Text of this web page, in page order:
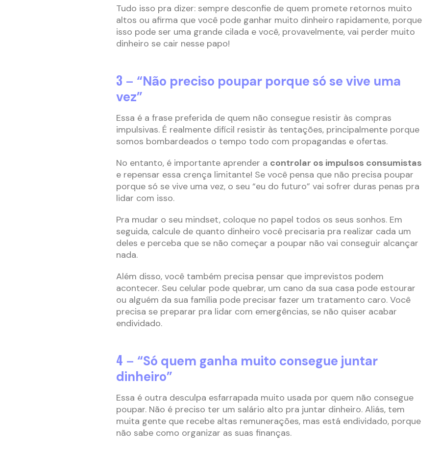
Tudo isso pra dizer: sempre desconfie de quem promete retornos muito
altos ou afirma que você pode ganhar muito dinheiro rapidamente, porque
isso pode ser uma grande cilada e você, provavelmente, vai perder muito
dinheiro se cair nesse papo!
3 – “Não preciso poupar porque só se vive uma
vez”
Essa é a frase preferida de quem não consegue resistir às compras
impulsivas. É realmente difícil resistir às tentações, principalmente porque
somos bombardeados o tempo todo com propagandas e ofertas.
No entanto, é importante aprender a controlar os impulsos consumistas
e repensar essa crença limitante! Se você pensa que não precisa poupar
porque só se vive uma vez, o seu “eu do futuro” vai sofrer duras penas pra
lidar com isso.
Pra mudar o seu mindset, coloque no papel todos os seus sonhos. Em
seguida, calcule de quanto dinheiro você precisaria pra realizar cada um
deles e perceba que se não começar a poupar não vai conseguir alcançar
nada.
Além disso, você também precisa pensar que imprevistos podem
acontecer. Seu celular pode quebrar, um cano da sua casa pode estourar
ou alguém da sua família pode precisar fazer um tratamento caro. Você
precisa se preparar pra lidar com emergências, se não quiser acabar
endividado.
4 – “Só quem ganha muito consegue juntar
dinheiro”
Essa é outra desculpa esfarrapada muito usada por quem não consegue
poupar. Não é preciso ter um salário alto pra juntar dinheiro. Aliás, tem
muita gente que recebe altas remunerações, mas está endividado, porque
não sabe como organizar as suas finanças.